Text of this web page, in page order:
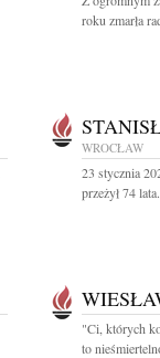
roku zmarła
WROCŁAW
23 stycznia
przeżył 74
"Ci, których
to